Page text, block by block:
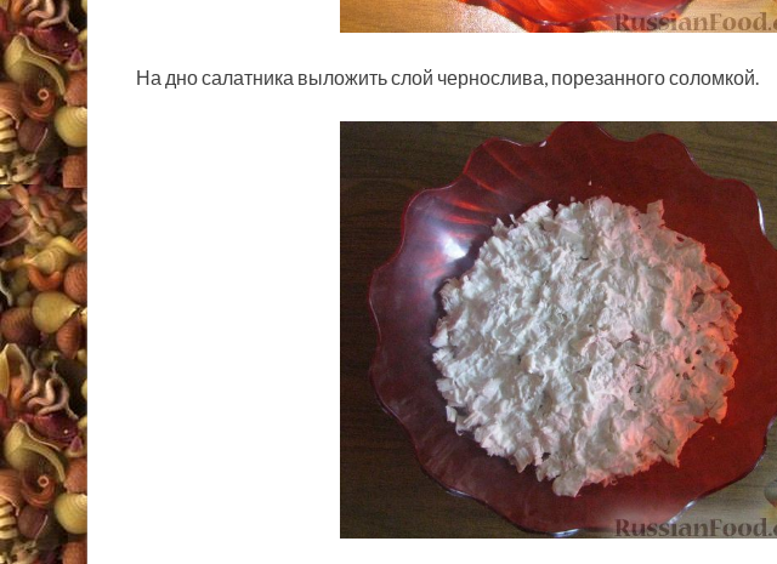
На дно салатника выложить слой чернослива, порезанного соломкой.